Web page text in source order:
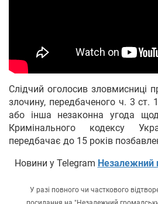
Слідчий оголосив зловмисниці
злочину, передбаченого ч. 3 ст.
або інша незаконна угода
Кримінального кодексу
передбачає до 15 років
Новини у Telegram Незалежний
У разі повного чи часткового